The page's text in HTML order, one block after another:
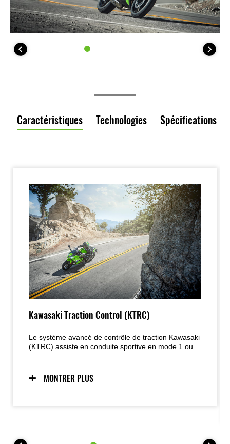
Caractéristiques Technologies Spécifications
Kawasaki Traction Control (KTRC)
Le système avancé de contrôle de traction Kawasaki
(KTRC) assiste en conduite sportive en mode 1 ou
complète ; la version 35 kW (A2) dispose d’un seul
mode KTRC, également désactivable.
MONTRER PLUS